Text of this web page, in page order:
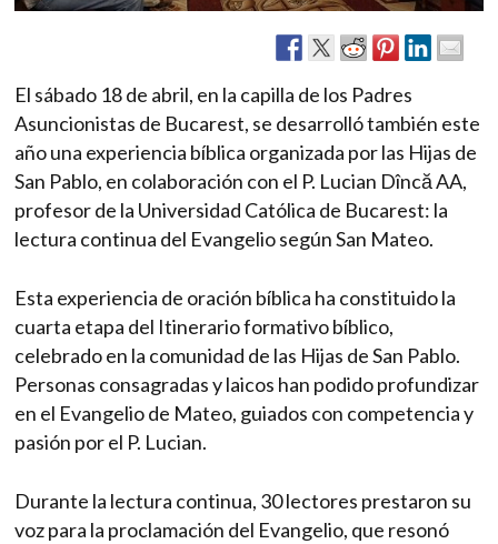
El sábado 18 de abril, en la capilla de los Padres
Asuncionistas de Bucarest, se desarrolló también este
año una experiencia bíblica organizada por las Hijas de
San Pablo, en colaboración con el P. Lucian Dîncă AA,
profesor de la Universidad Católica de Bucarest: la
lectura continua del Evangelio según San Mateo.
Esta experiencia de oración bíblica ha constituido la
cuarta etapa del Itinerario formativo bíblico,
celebrado en la comunidad de las Hijas de San Pablo.
Personas consagradas y laicos han podido profundizar
en el Evangelio de Mateo, guiados con competencia y
pasión por el P. Lucian.
Durante la lectura continua, 30 lectores prestaron su
voz para la proclamación del Evangelio, que resonó